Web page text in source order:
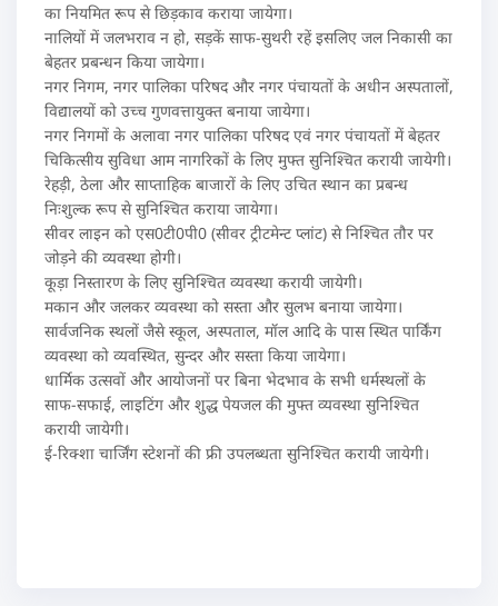
का नियमित रूप से छिड़काव कराया जायेगा।
नालियों में जलभराव न हो, सड़कें साफ-सुथरी रहें इसलिए जल निकासी का
बेहतर प्रबन्धन किया जायेगा।
नगर निगम, नगर पालिका परिषद और नगर पंचायतों के अधीन अस्पतालों,
विद्यालयों को उच्च गुणवत्तायुक्त बनाया जायेगा।
नगर निगमों के अलावा नगर पालिका परिषद एवं नगर पंचायतों में बेहतर
चिकित्सीय सुविधा आम नागरिकों के लिए मुफ्त सुनिश्चित करायी जायेगी।
रेहड़ी, ठेला और साप्ताहिक बाजारों के लिए उचित स्थान का प्रबन्ध
निःशुल्क रूप से सुनिश्चित कराया जायेगा।
सीवर लाइन को एस0टी0पी0 (सीवर ट्रीटमेन्ट प्लांट) से निश्चित तौर पर
जोड़ने की व्यवस्था होगी।
कूड़ा निस्तारण के लिए सुनिश्चित व्यवस्था करायी जायेगी।
मकान और जलकर व्यवस्था को सस्ता और सुलभ बनाया जायेगा।
सार्वजनिक स्थलों जैसे स्कूल, अस्पताल, मॉल आदि के पास स्थित पार्किंग
व्यवस्था को व्यवस्थित, सुन्दर और सस्ता किया जायेगा।
धार्मिक उत्सवों और आयोजनों पर बिना भेदभाव के सभी धर्मस्थलों के
साफ-सफाई, लाइटिंग और शुद्ध पेयजल की मुफ्त व्यवस्था सुनिश्चित
करायी जायेगी।
ई-रिक्शा चार्जिंग स्टेशनों की फ्री उपलब्धता सुनिश्चित करायी जायेगी।